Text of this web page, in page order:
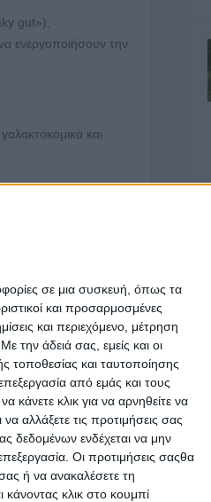
σε μια συσκευή, όπως τα
και προσαρμοσμένες
και περιεχόμενο, μέτρηση
Με την άδειά σας, εμείς και οι
τοποθεσίας και ταυτοποίησης
από εμάς και τους
κλικ για να αρνηθείτε να
αλλάξετε τις προτιμήσεις σας
δεδομένων ενδέχεται να μην
Οι προτιμήσεις σαςθα
ή να ανακαλέσετε τη
κλικ στο κουμπί
gut»),
ενεργοποιήσουν την
και
της ΡΑ μετά από
ασθενείς με θετικά
η γλουτένη και
–
μούρα)